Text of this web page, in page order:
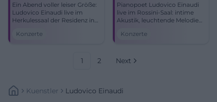
Ein Abend voller leiser Größe:
Ludovico Einaudi live im
Herkulessaal der Residenz in
Emotion und Gänsehaut am
Konzerte
Pianopoet Ludovico Einaudi
live im Rossini-Saal: intime
Akustik, leuchtende Melodien,
18.07.2026 in Bad Kissingen.
Konzerte
1 2 Next
Kuenstler Ludovico Einaudi